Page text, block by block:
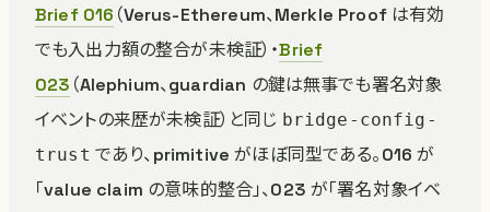
Brief 016 （Verus-Ethereum、Merkle Proof は有効
でも入出力額の整合が未検証）・Brief
023 （Alephium、guardian の鍵は無事でも署名対象
イベントの来歴が未検証）と同じ bridge-config-
trust であり、primitive がほぼ同型である。016 が
「value claim の意味的整合」、023 が「署名対象イベ